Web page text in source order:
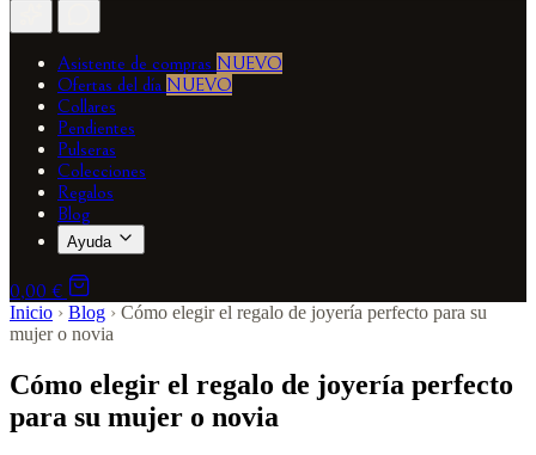
Asistente de compras NUEVO
Ofertas del día NUEVO
Collares
Pendientes
Pulseras
Colecciones
Regalos
Blog
Ayuda
0,00 €
Inicio › Blog › Cómo elegir el regalo de joyería perfecto para su
mujer o novia
Cómo elegir el regalo de joyería perfecto
para su mujer o novia